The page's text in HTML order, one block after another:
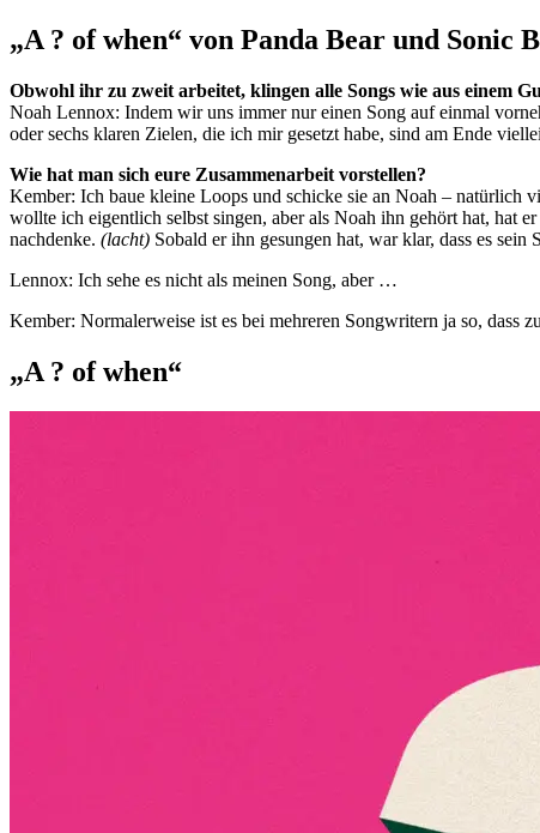
„A ? of when“ von Panda Bear und Sonic
Obwohl ihr zu zweit arbeitet, klingen alle Songs wie aus einem
Noah Lennox: Indem wir uns immer nur einen Song auf einmal
oder sechs klaren Zielen, die ich mir gesetzt habe, sind am Ende
Wie hat man sich eure Zusammenarbeit vorstellen?
Kember: Ich baue kleine Loops und schicke sie an Noah – natürlich
wollte ich eigentlich selbst singen, aber als Noah ihn gehört hat, hat
nachdenke. (lacht) Sobald er ihn gesungen hat, war klar, dass es sein
Lennox: Ich sehe es nicht als meinen Song, aber …
Kember: Normalerweise ist es bei mehreren Songwritern ja so, dass
„A ? of when“